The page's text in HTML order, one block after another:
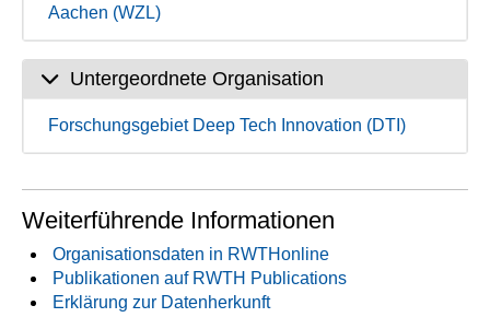
Aachen (WZL)
Untergeordnete Organisation
Forschungsgebiet Deep Tech Innovation (DTI)
Weiterführende Informationen
Organisationsdaten in RWTHonline
Publikationen auf RWTH Publications
Erklärung zur Datenherkunft